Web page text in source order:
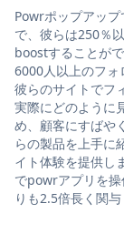
Powrポップアッ
で、彼らは250％
boostすることが
6000人以上のフォ
彼らのサイトで
実際にどのように
め、顧客にすばや
らの製品を上手に
イト体験を提供し
でpowrアプリを操
りも2.5倍長く関与